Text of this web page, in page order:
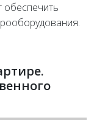
обеспечить